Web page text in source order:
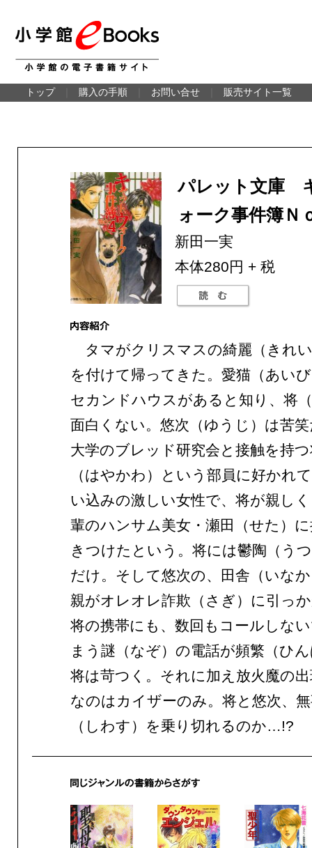
トップ 購入の手順 お問い合せ 販売サイト一覧
パレット文庫
ォーク事件簿Ｎ
新田一実
本体280円 + 税
タマがクリスマスの綺麗（きれ
を付けて帰ってきた。愛猫（あい
セカンドハウスがあると知り、将
面白くない。悠次（ゆうじ）は苦
大学のブレッド研究会と接触を持
（はやかわ）という部員に好かれ
い込みの激しい女性で、将が親し
輩のハンサム美女・瀬田（せた）
きつけたという。将には鬱陶（う
だけ。そして悠次の、田舎（いな
親がオレオレ詐欺（さぎ）に引っ
将の携帯にも、数回もコールしな
まう謎（なぞ）の電話が頻繁（ひ
将は苛つく。それに加え放火魔の
なのはカイザーのみ。将と悠次、
（しわす）を乗り切れるのか…!?